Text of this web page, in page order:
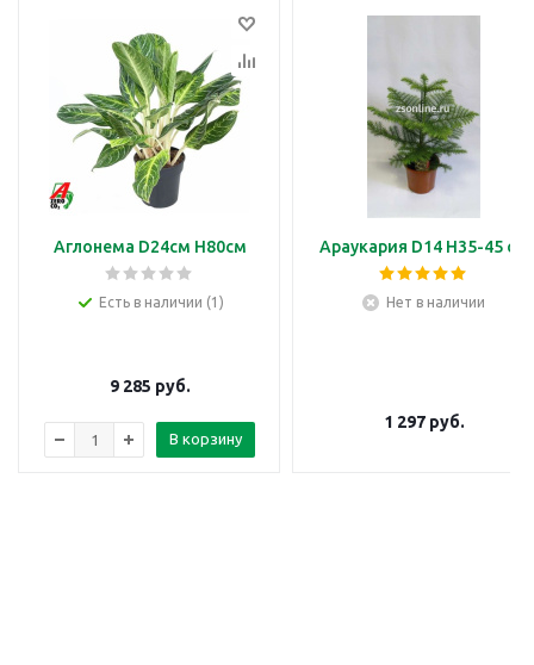
Аглонема D24см H80см
Есть в наличии (1)
9 285 руб.
В корзину
Араукария D14 H35-45 см
Нет в наличии
1 297руб.